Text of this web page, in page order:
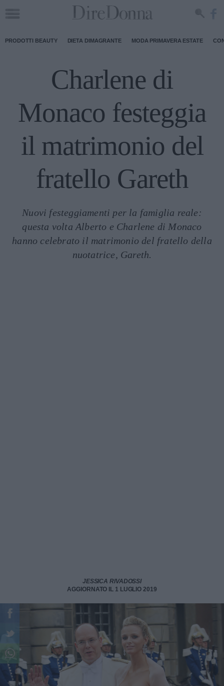
PRODOTTI BEAUTY DIETA DIMAGRANTE MODA PRIMAVERA ESTATE
Charlene di
Monaco festeggia
il matrimonio del
fratello Gareth
Nuovi festeggiamenti per la famiglia reale:
questa volta Alberto e Charlene di Monaco
hanno celebrato il matrimonio del fratello della
nuotatrice, Gareth.
JESSICA RIVADOSSI
AGGIORNATO IL 1 LUGLIO 2019